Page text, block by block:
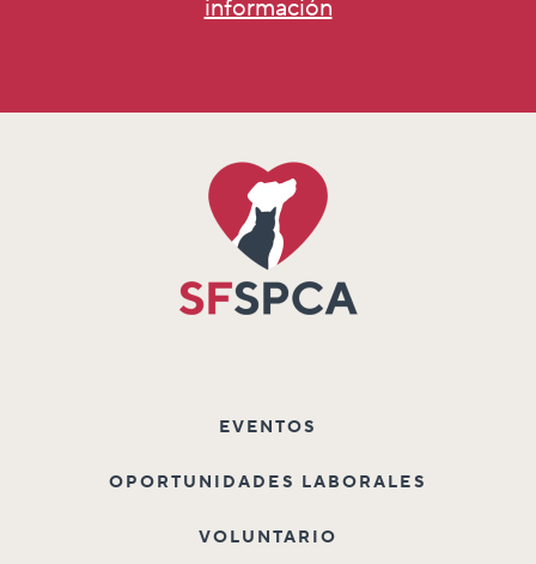
información
EVENTOS
OPORTUNIDADES LABORALES
VOLUNTARIO